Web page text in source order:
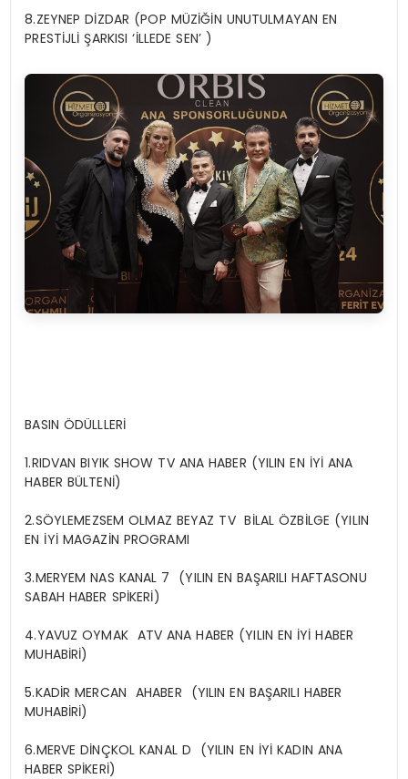
8.ZEYNEP DİZDAR (POP MÜZİĞİN UNUTULMAYAN EN
PRESTİJLİ ŞARKISI ‘İLLEDE SEN’ )
BASIN ÖDÜLLLERİ
1.RIDVAN BIYIK SHOW TV ANA HABER (YILIN EN İYİ ANA
HABER BÜLTENİ)
2.SÖYLEMEZSEM OLMAZ BEYAZ TV BİLAL ÖZBİLGE (YILIN
EN İYİ MAGAZİN PROGRAMI
3.MERYEM NAS KANAL 7 (YILIN EN BAŞARILI HAFTASONU
SABAH HABER SPİKERİ)
4.YAVUZ OYMAK ATV ANA HABER (YILIN EN İYİ HABER
MUHABİRİ)
5.KADİR MERCAN AHABER (YILIN EN BAŞARILI HABER
MUHABİRİ)
6.MERVE DİNÇKOL KANAL D (YILIN EN İYİ KADIN ANA
HABER SPİKERİ)